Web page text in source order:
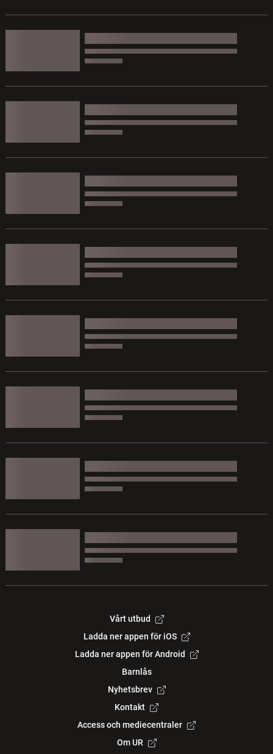
Vårt utbud
Ladda ner appen för iOS
Ladda ner appen för Android
Barnlås
Nyhetsbrev
Kontakt
Access och mediecentraler
Om UR